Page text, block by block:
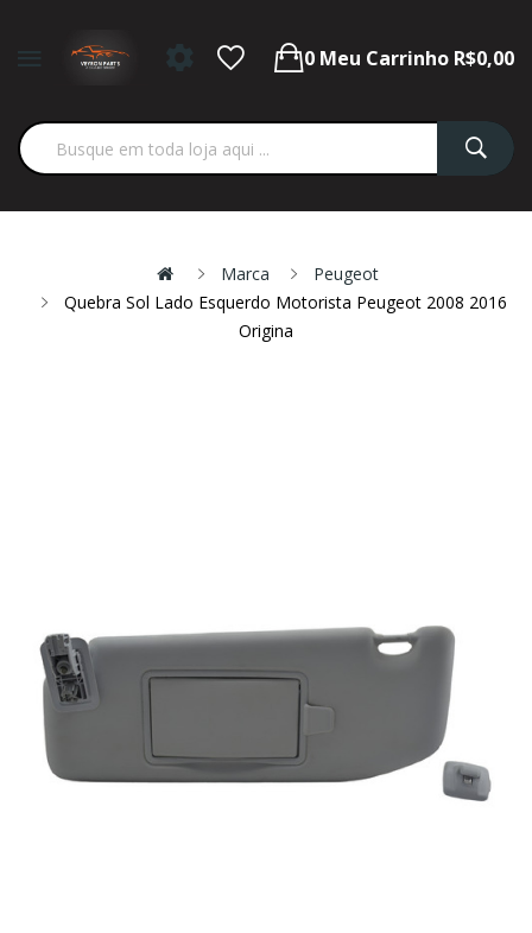
0 Meu Carrinho R$0,00
Marca
Peugeot
Quebra Sol Lado Esquerdo Motorista Peugeot 2008 2016
Origina